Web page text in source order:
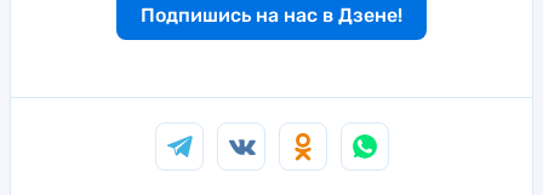
Подпишись на нас в Дзене!